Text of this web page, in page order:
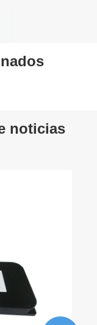
noticias